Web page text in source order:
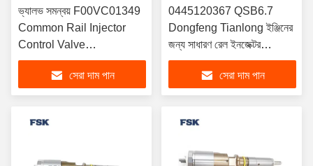
ভ্যালভ সমন্বয় F00VC01349
Common Rail Injector
Control Valve
0445110249 এর জন্য উপযুক্ত
সেরা দাম পান
0445120367 QSB6.7
Dongfeng Tianlong ইঞ্জিনের
জন্য সাধারণ রেল ইনজেক্টর
5283840
সেরা দাম পান